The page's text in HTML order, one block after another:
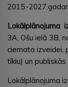
2015.-
Lokālplānojuma
3A, Ošu ielā 3B,
ciemata izveidei,
tīklu) un
Lokālplānojuma